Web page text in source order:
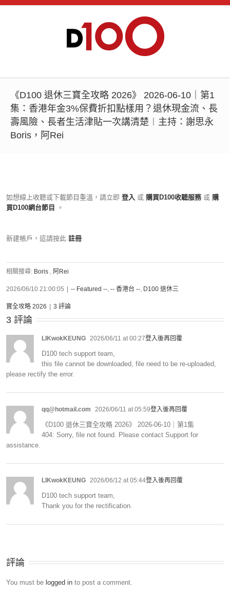
《D100 退休三寶全攻略 2026》 2026-06-10｜第1
集：香港年金3%保費折扣點樣用？退休現金流、長
壽風險、長者生活津貼一次講清楚︱主持：謝思永
Boris，阿Rei
如想線上收聽或下載節目重溫，請立即 登入 或 購買D100收聽服務 或 購
買D100網台節目
。
新建帳戶，這請按此 註冊
相關搜尋: Boris , 阿Rei
2026/06/10 21:00:05 -- Featured --, -- 香港台 --, D100 退休三
寶全攻略 2026 3 評論
3 評論
LIKwokKEUNG 2026/06/11 at 00:27登入後再回覆
D100 tech support team,
this file cannot be downloaded, file need to be re-uploaded,
please rectify the error.
qq@hotmail.com 2026/06/11 at 05:59登入後再回覆
《D100 退休三寶全攻略 2026》 2026-06-10｜第1集
404: Sorry, file not found. Please contact Support for
assistance.
LIKwokKEUNG 2026/06/12 at 05:44登入後再回覆
D100 tech support team,
Thank you for the rectification.
評論
You must be logged in to post a comment.